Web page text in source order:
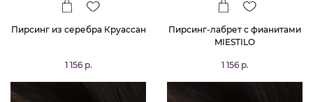
Пирсинг из серебра Круассан
1 156 р.
Пирсинг-лабрет с фианитами
MIESTILO
1 156 р.